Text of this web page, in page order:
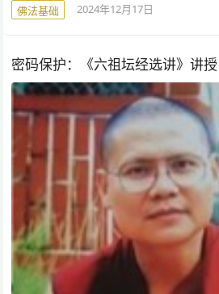
佛法基础 2024年12月17日
密码保护：《六祖坛经选讲》讲